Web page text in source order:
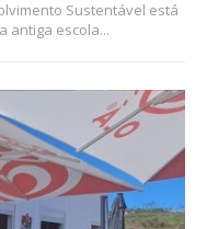
Sustentável está
antiga escola...